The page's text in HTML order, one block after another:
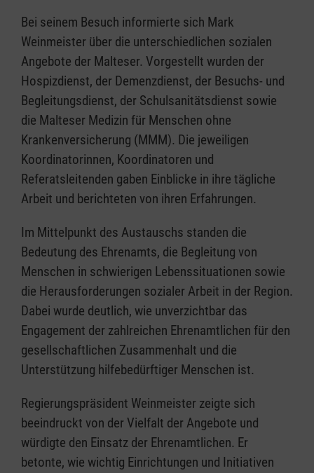
Bei seinem Besuch informierte sich Mark
Weinmeister über die unterschiedlichen sozialen
Angebote der Malteser. Vorgestellt wurden der
Hospizdienst, der Demenzdienst, der Besuchs- und
Begleitungsdienst, der Schulsanitätsdienst sowie
die Malteser Medizin für Menschen ohne
Krankenversicherung (MMM). Die jeweiligen
Koordinatorinnen, Koordinatoren und
Referatsleitenden gaben Einblicke in ihre tägliche
Arbeit und berichteten von ihren Erfahrungen.
Im Mittelpunkt des Austauschs standen die
Bedeutung des Ehrenamts, die Begleitung von
Menschen in schwierigen Lebenssituationen sowie
die Herausforderungen sozialer Arbeit in der Region.
Dabei wurde deutlich, wie unverzichtbar das
Engagement der zahlreichen Ehrenamtlichen für den
gesellschaftlichen Zusammenhalt und die
Unterstützung hilfebedürftiger Menschen ist.
Regierungspräsident Weinmeister zeigte sich
beeindruckt von der Vielfalt der Angebote und
würdigte den Einsatz der Ehrenamtlichen. Er
betonte, wie wichtig Einrichtungen und Initiativen